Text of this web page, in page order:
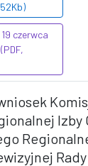
czerwca